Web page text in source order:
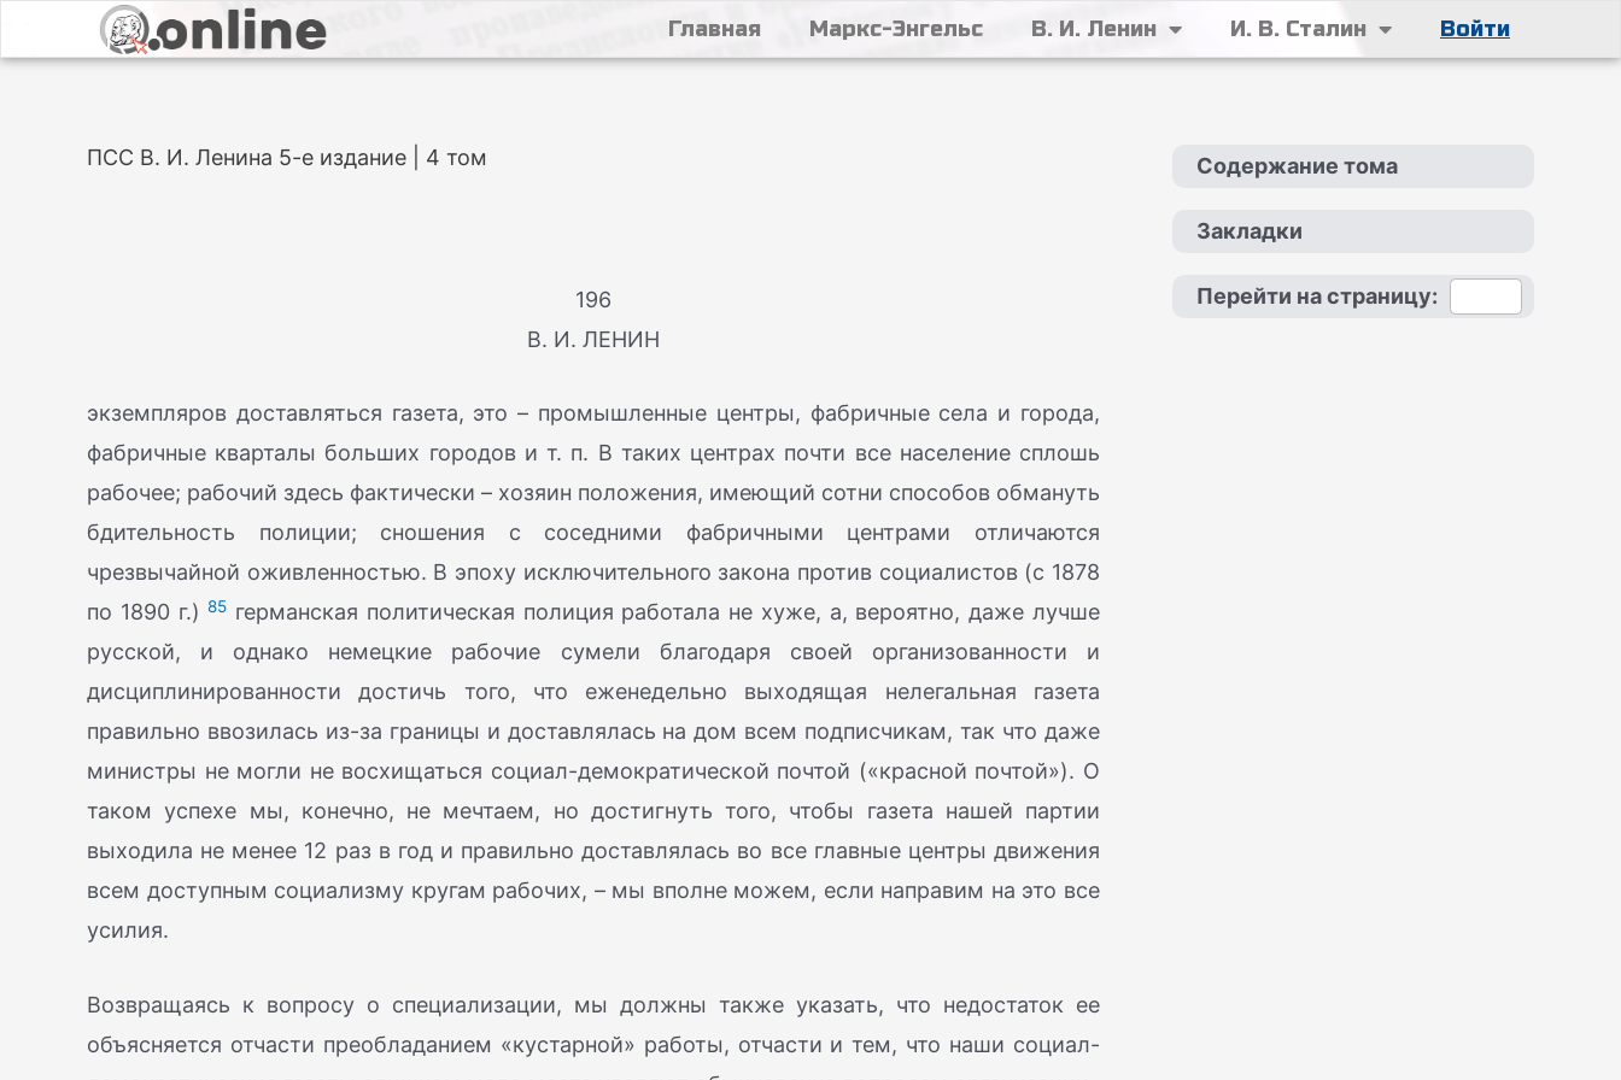
Главная Маркс-Энгельс В. И. Ленин И. В. Сталин Войти
ПСС В. И. Ленина 5-е издание | 4 том
196
В. И. ЛЕНИН
экземпляров доставляться газета, это – промышленные центры, фабричные села и города,
фабричные кварталы больших городов и т. п. В таких центрах почти все население сплошь
рабочее; рабочий здесь фактически – хозяин положения, имеющий сотни способов обмануть
бдительность полиции; сношения с соседними фабричными центрами отличаются
чрезвычайной оживленностью. В эпоху исключительного закона против социалистов (с 1878
по 1890 г.)85 германская политическая полиция работала не хуже, а, вероятно, даже лучше
русской, и однако немецкие рабочие сумели благодаря своей организованности и
дисциплинированности достичь того, что еженедельно выходящая нелегальная газета
правильно ввозилась из-за границы и доставлялась на дом всем подписчикам, так что даже
министры не могли не восхищаться социал-демократической почтой («красной почтой»). О
таком успехе мы, конечно, не мечтаем, но достигнуть того, чтобы газета нашей партии
выходила не менее 12 раз в год и правильно доставлялась во все главные центры движения
всем доступным социализму кругам рабочих, – мы вполне можем, если направим на это все
усилия.
Возвращаясь к вопросу о специализации, мы должны также указать, что недостаток ее
объясняется отчасти преобладанием «кустарной» работы, отчасти и тем, что наши социал-
Содержание тома
Закладки
Перейти на страницу: